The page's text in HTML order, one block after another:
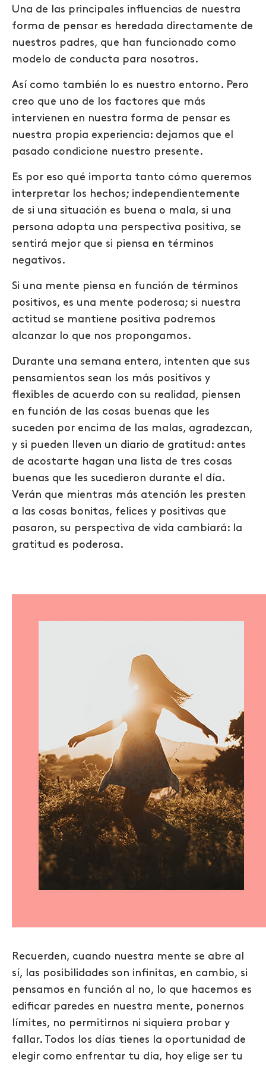
Una de las principales influencias de nuestra
forma de pensar es heredada directamente de
nuestros padres, que han funcionado como
modelo de conducta para nosotros.
Así como también lo es nuestro entorno. Pero
creo que uno de los factores que más
intervienen en nuestra forma de pensar es
nuestra propia experiencia: dejamos que el
pasado condicione nuestro presente.
Es por eso qué importa tanto cómo queremos
interpretar los hechos; independientemente
de si una situación es buena o mala, si una
persona adopta una perspectiva positiva, se
sentirá mejor que si piensa en términos
negativos.
Si una mente piensa en función de términos
positivos, es una mente poderosa; si nuestra
actitud se mantiene positiva podremos
alcanzar lo que nos propongamos.
Durante una semana entera, intenten que sus
pensamientos sean los más positivos y
flexibles de acuerdo con su realidad, piensen
en función de las cosas buenas que les
suceden por encima de las malas, agradezcan,
y si pueden lleven un diario de gratitud: antes
de acostarte hagan una lista de tres cosas
buenas que les sucedieron durante el día.
Verán que mientras más atención les presten
a las cosas bonitas, felices y positivas que
pasaron, su perspectiva de vida cambiará: la
gratitud es poderosa.
Recuerden, cuando nuestra mente se abre al
sí, las posibilidades son infinitas, en cambio, si
pensamos en función al no, lo que hacemos es
edificar paredes en nuestra mente, ponernos
límites, no permitirnos ni siquiera probar y
fallar. Todos los días tienes la oportunidad de
elegir como enfrentar tu día, hoy elige ser tu